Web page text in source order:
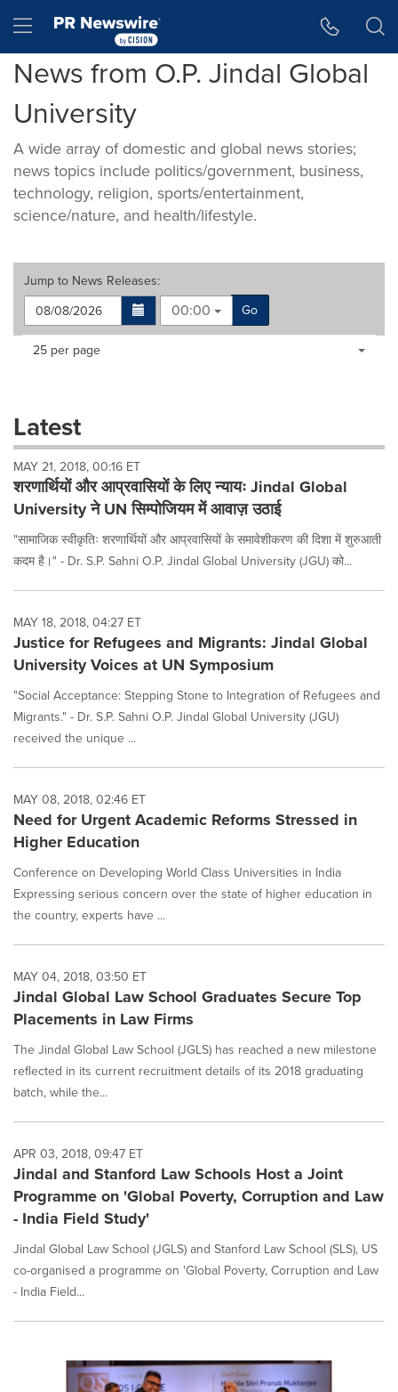
Hamburger menu
News from O.P. Jindal Global
University
A wide array of domestic and global news stories;
news topics include politics/government, business,
technology, religion, sports/entertainment,
science/nature, and health/lifestyle.
Jump to News Releases:
00:00
Go
Making
dropdown
will
cause
content
on
this
page
to
News
will
update
as
option
is
selected.
Items per page:
25 per page
Latest
MAY 21, 2018, 00:16 ET
शरणार्थियों और आप्रवासियों के लिए न्यायः Jindal Global
University ने UN सिम्पोजियम में आवाज़ उठाई
"सामाजिक स्वीकृतिः शरणार्थियों और आप्रवासियों के समावेशीकरण की दिशा में शुरुआती
कदम है।" - Dr. S.P. Sahni O.P. Jindal Global University (JGU) को...
MAY 18, 2018, 04:27 ET
Justice for Refugees and Migrants: Jindal Global
University Voices at UN Symposium
"Social Acceptance: Stepping Stone to Integration of Refugees and
Migrants." - Dr. S.P. Sahni O.P. Jindal Global University (JGU)
received the unique ...
MAY 08, 2018, 02:46 ET
Need for Urgent Academic Reforms Stressed in
Higher Education
Conference on Developing World Class Universities in India
Expressing serious concern over the state of higher education in
the country, experts have ...
MAY 04, 2018, 03:50 ET
Jindal Global Law School Graduates Secure Top
Placements in Law Firms
The Jindal Global Law School (JGLS) has reached a new milestone
reflected in its current recruitment details of its 2018 graduating
batch, while the...
APR 03, 2018, 09:47 ET
Jindal and Stanford Law Schools Host a Joint
Programme on 'Global Poverty, Corruption and Law
- India Field Study'
Jindal Global Law School (JGLS) and Stanford Law School (SLS), US
co-organised a programme on 'Global Poverty, Corruption and Law
- India Field...